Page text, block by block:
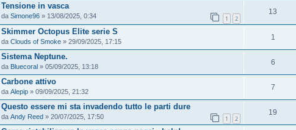
Tensione in vasca
da Simone96 » 13/08/2025, 0:34 1 2
13
Skimmer Octopus Elite serie S
da Clouds of Smoke » 29/09/2025, 17:15
1
Sistema Neptune.
da Bluecoral » 05/09/2025, 13:18
6
Carbone attivo
da Alepip » 09/09/2025, 21:32
7
Questo essere mi sta invadendo tutto le parti dure
da Andy Reed » 20/07/2025, 17:50 1 2
19